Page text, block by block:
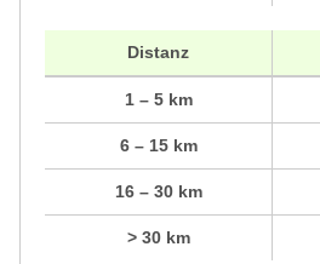
Distanz
1 – 5 km
6 – 15 km
16 – 30 km
> 30 km